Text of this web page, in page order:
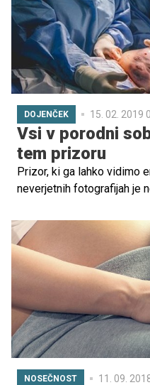
uveljavile različne oblike
danes predstavljajo
zato je prav, da
znanih in zanimivih
DOJENČEK 15. 02. 2019
Vsi v porodni
tem prizoru
Prizor, ki ga lahko vidimo
neverjetnih fotografijah je
dejala mamica.
NOSEČNOST 11. 09.